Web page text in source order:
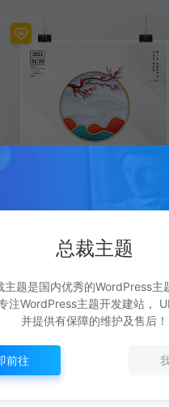
中国风小寒节气海报
总裁主题
主题是国内优秀的WordPress主
注WordPress主题开发建站，
并提供有保障的维护及售后！
前往